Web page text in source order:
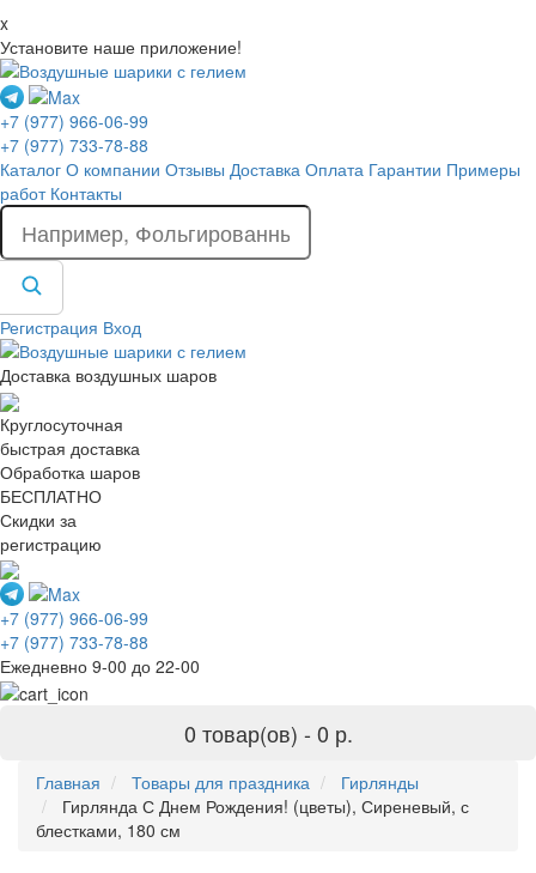
x
Установите наше приложение!
+7 (977) 966-06-99
+7 (977) 733-78-88
Каталог О компании Отзывы Доставка Оплата Гарантии Примеры
работ Контакты
Регистрация Вход
Доставка воздушных шаров
Круглосуточная
быстрая доставка
Обработка шаров
БЕСПЛАТНО
Скидки за
регистрацию
+7 (977) 966-06-99
+7 (977) 733-78-88
Ежедневно 9-00 до 22-00
0 товар(ов) - 0 р.
Главная Товары для праздника
Гирлянды
Гирлянда С Днем Рождения! (цветы), Сиреневый, с
блестками, 180 см